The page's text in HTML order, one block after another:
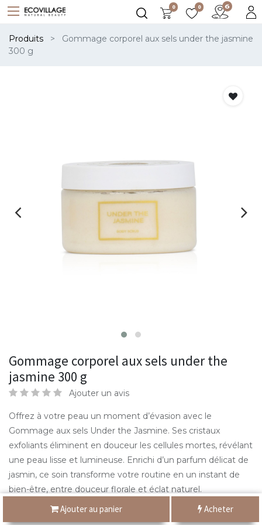
0 0
Produits
Gommage corporel aux sels under the jasmine
300 g
Ajouter au panier Acheter
Gommage corporel aux sels under the
jasmine 300 g
Ajouter un avis
Offrez à votre peau un moment d’évasion avec le
Gommage aux sels Under the Jasmine. Ses cristaux
exfoliants éliminent en douceur les cellules mortes, révélant
une peau lisse et lumineuse. Enrichi d’un parfum délicat de
jasmin, ce soin transforme votre routine en un instant de
bien-être, entre douceur florale et éclat naturel.
DT